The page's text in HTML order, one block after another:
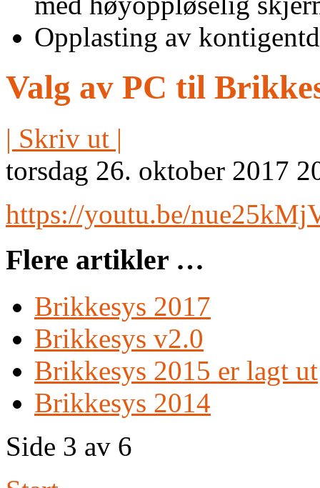
Opplasting av
Valg av PC til
| Skriv ut |
torsdag 26. oktober 2017
https://youtu.be/
Flere artikler …
Brikkesys 2017
Brikkesys v2.0
Brikkesys 2015 er lagt ut
Brikkesys 2014
Side 3 av 6